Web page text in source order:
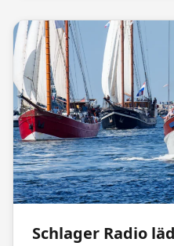
Schlager Radio